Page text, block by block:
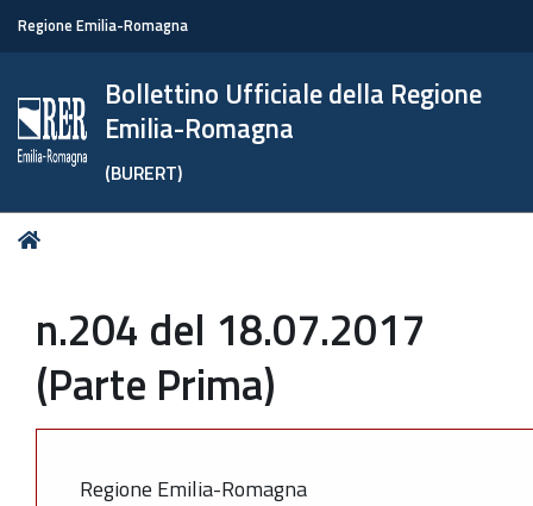
Regione Emilia-Romagna
Bollettino Ufficiale della Regione
Emilia-Romagna
(BURERT)
Tu
n.204 del 18.07.2017
(Parte Prima)
Regione Emilia-Romagna